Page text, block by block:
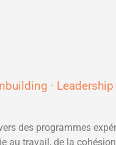
· Leadership
des programmes
au travail, de la cohésion